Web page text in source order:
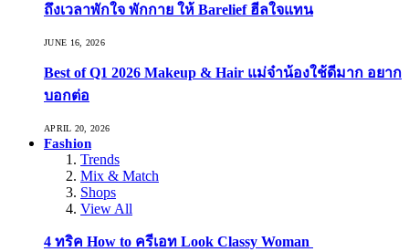
ถึงเวลาพักใจ พักกาย ให้ Barelief ฮีลใจแทน
JUNE 16, 2026
Best of Q1 2026 Makeup & Hair แม่จ๋าน้องใช้ดีมาก อยาก
บอกต่อ
APRIL 20, 2026
Fashion
Trends
Mix & Match
Shops
View All
4 ทริค How to ครีเอท Look Classy Woman